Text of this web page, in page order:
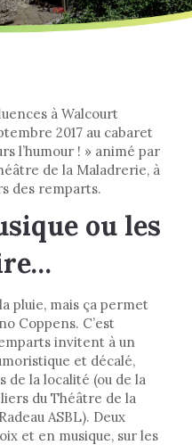
à Walcourt
2017 au cabaret
l’humour ! » animé par
de la Maladrerie, à
des remparts.
ou les
pluie, mais ça permet
Coppens. C’est
invitent à un
et décalé,
de la localité (ou de la
du Théâtre de la
ASBL). Deux
et en musique, sur les